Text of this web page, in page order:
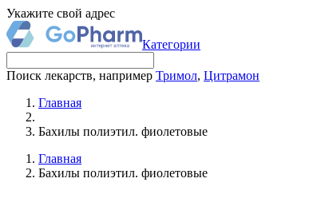
Укажите свой адрес
Категории
Поиск лекарств, например Тримол, Цитрамон
Главная
Бахилы полиэтил. фиолетовые
Главная
Бахилы полиэтил. фиолетовые